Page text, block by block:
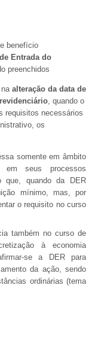
benefício
Entrada do
preenchidos
alteração da data de
, quando o
requisitos necessários
os
somente em âmbito
em seus processos
que, quando da DER
mínimo, mas, por
o requisito no curso
também no curso de
à economia
se a DER para
da ação, sendo
ordinárias (tema